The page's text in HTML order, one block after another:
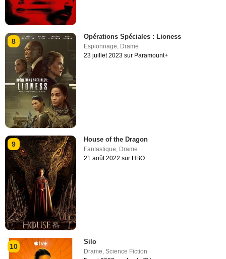
8
Opérations Spéciales : Lioness
Espionnage, Drame
23 juillet 2023 sur Paramount+
9
House of the Dragon
Fantastique Drame
21 août 2022 sur HBO
10
Silo
Drame,Science Fiction